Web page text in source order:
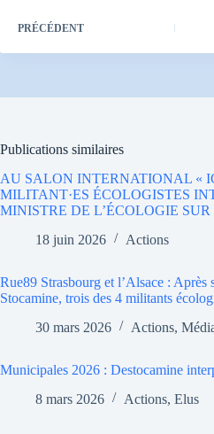
PRÉCÉDENT
Publications similaires
AU SALON INTERNATIONAL «
MILITANT·ES ÉCOLOGISTES
MINISTRE DE L’ÉCOLOGIE
18 juin 2026
Actions
Rue89 Strasbourg et l’Alsace : Après
Stocamine, trois des 4 militants
30 mars 2026
Actions,
Municipales 2026 : Destocamine
8 mars 2026
Actions, Elus